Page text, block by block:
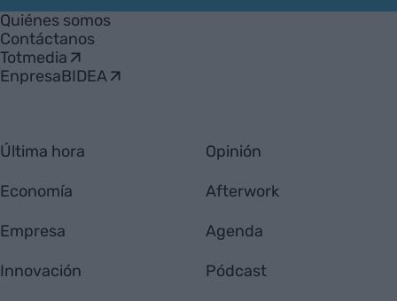
Empresa
Quiénes somos
Contáctanos
Totmedia
EnpresaBIDEA
Última hora
Economía
Empresa
Innovación
Opinión
Afterwork
Agenda
Pódcast